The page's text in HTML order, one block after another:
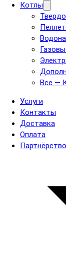
Котлы
Все —
Услуги
Контакты
Доставка
Оплата
Партнёрство